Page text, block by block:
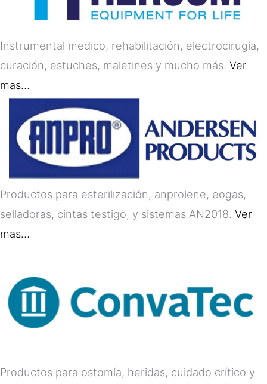
Instrumental medico, rehabilitación, electrocirugía,
curación, estuches, maletines y mucho más. Ver
mas…
Productos para esterilización, anprolene, eogas,
selladoras, cintas testigo, y sistemas AN2018. Ver
mas…
Productos para ostomía, heridas, cuidado crítico y